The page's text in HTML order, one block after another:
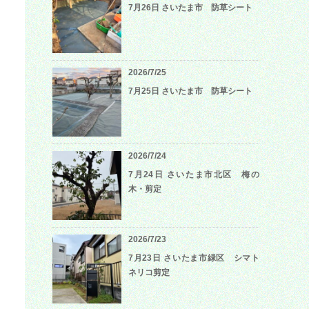
7月26日 さいたま市 防草シート
2026/7/25
7月25日 さいたま市 防草シート
2026/7/24
7月24日 さいたま市北区 梅の
木・剪定
2026/7/23
7月23日 さいたま市緑区 シマト
ネリコ剪定